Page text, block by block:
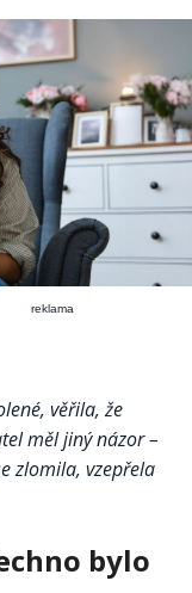
reklama
věřila, že
měl jiný názor –
zlomila, vzepřela
bylo